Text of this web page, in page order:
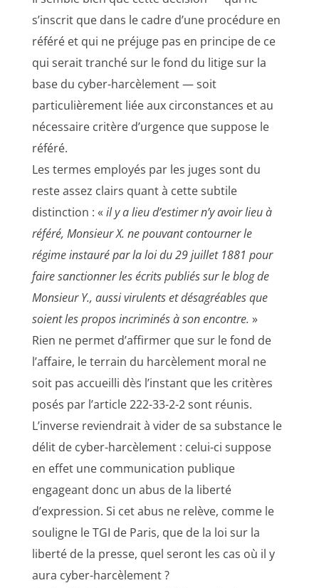
s’inscrit que dans le cadre d’une procédure en
référé et qui ne préjuge pas en principe de ce
qui serait tranché sur le fond du litige sur la
base du cyber-harcèlement — soit
particulièrement liée aux circonstances et au
nécessaire critère d’urgence que suppose le
référé.
Les termes employés par les juges sont du
reste assez clairs quant à cette subtile
distinction : « il y a lieu d’estimer n’y avoir lieu à
référé, Monsieur X. ne pouvant contourner le
régime instauré par la loi du 29 juillet 1881 pour
faire sanctionner les écrits publiés sur le blog de
Monsieur Y., aussi virulents et désagréables que
soient les propos incriminés à son encontre. »
Rien ne permet d’affirmer que sur le fond de
l’affaire, le terrain du harcèlement moral ne
soit pas accueilli dès l’instant que les critères
posés par l’article 222-33-2-2 sont réunis.
L’inverse reviendrait à vider de sa substance le
délit de cyber-harcèlement : celui-ci suppose
en effet une communication publique
engageant donc un abus de la liberté
d’expression. Si cet abus ne relève, comme le
souligne le TGI de Paris, que de la loi sur la
liberté de la presse, quel seront les cas où il y
aura cyber-harcèlement ?